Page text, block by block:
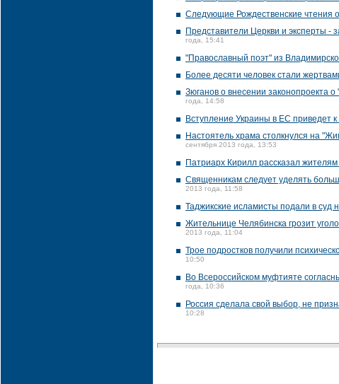
Следующие Рождественские чтения
Представители Церкви и эксперты -
года, 15:41
"Православный поэт" из
Более десяти человек стали
Зюганов о внесении законопроекта
года, 14:58
Вступление Украины в ЕС приведет
Настоятель храма столкнулся на
сентября 2013 года, 13:53
Патриарх Кирилл рассказал
Священникам следует уделять
2013 года, 11:58
Таджикские исламисты подали в суд
Жительнице Челябинска грозит
2013 года, 11:04
Трое подростков получили
10:50
Во Всероссийском муфтияте
года, 10:36
Россия сделала свой выбор, не
10:28